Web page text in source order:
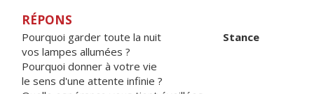
RÉPONS
Pourquoi garder toute la nuit Stance
vos lampes allumées ?
Pourquoi donner à votre vie
le sens d'une attente infinie ?